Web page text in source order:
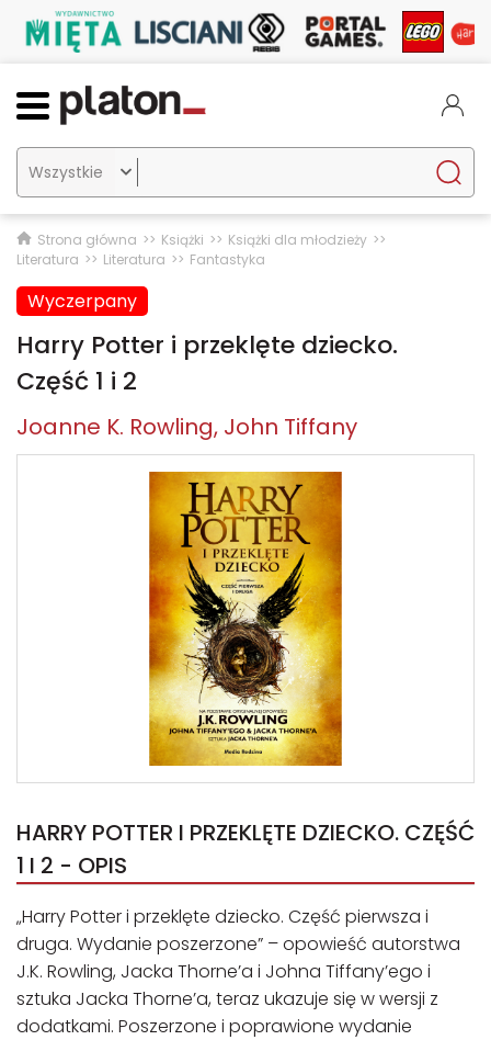

Strona główna Książki
Książki dla młodzieży
Literatura
Literatura Fantastyka
Wyczerpany
Harry Potter i przeklęte dziecko.
Część 1 i 2
Joanne K. Rowling John Tiffany
HARRY POTTER I PRZEKLĘTE DZIECKO. CZĘŚĆ
1 I 2 - OPIS
„Harry Potter i przeklęte dziecko. Część pierwsza i
druga. Wydanie poszerzone” – opowieść autorstwa
J.K. Rowling, Jacka Thorne’a i Johna Tiffany’ego i
sztuka Jacka Thorne’a, teraz ukazuje się w wersji z
dodatkami. Poszerzone i poprawione wydanie